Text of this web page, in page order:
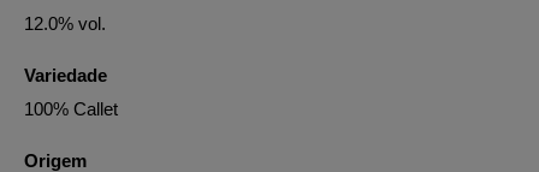
12.0% vol.
Variedade
100% Callet
Origem